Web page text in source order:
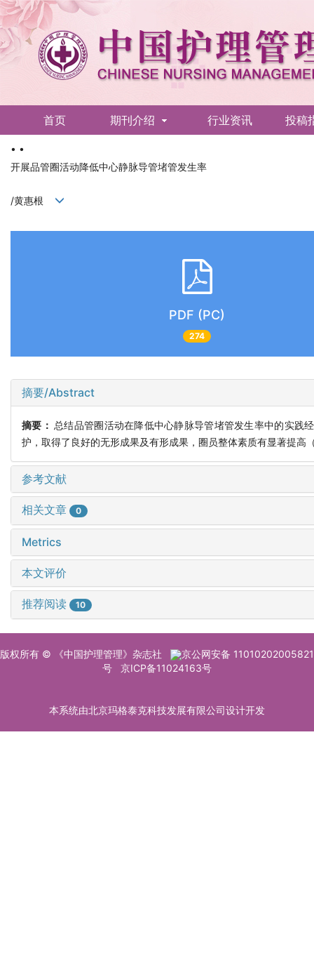
首页 期刊介绍 行业资讯 投稿
• •
开展品管圈活动降低中心静脉导管堵管发生率
/黄惠根
PDF (PC)
274
摘要/Abstract
摘要： 总结品管圈活动在降低中心静脉导管堵管发生率中的实践
护，取得了良好的无形成果及有形成果，圈员整体素质有显著提
参考文献
相关文章 0
Metrics
本文评价
推荐阅读 10
版权所有 © 《中国护理管理》杂志社
京公网安备 11010202005821
号
京ICP备11024163号
本系统由北京玛格泰克科技发展有限公司设计开发